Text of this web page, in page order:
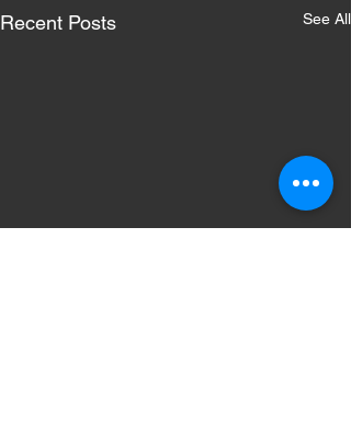
Recent Posts See All